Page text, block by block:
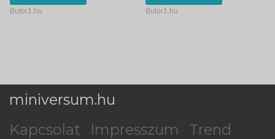
Butor1.hu Butor1.hu
miniversum.hu
Kapcsolat
Impresszum Trend